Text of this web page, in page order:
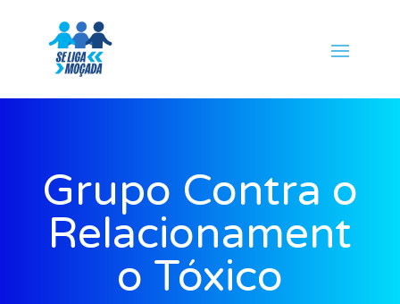
Grupo Contra o
Relacionament
o Tóxico